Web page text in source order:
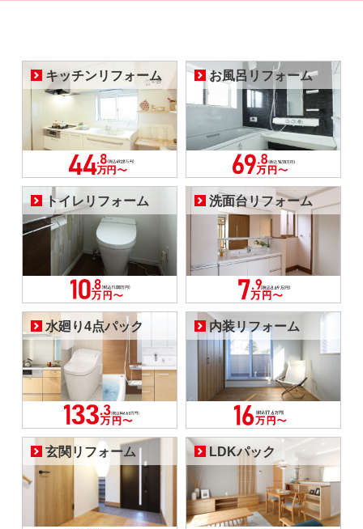
キッチンリフォーム お風呂リフォーム
トイレリフォーム 洗面台リフォーム
水廻り4点パック 内装リフォーム
玄関リフォーム LDKパック